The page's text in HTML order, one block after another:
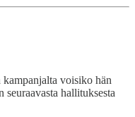
voisiko hän
seuraavasta hallituksesta